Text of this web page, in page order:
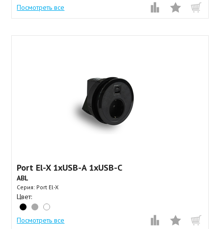
Посмотреть все
Port El-X 1xUSB-A 1xUSB-C
ABL
Серия: Port El-X
Цвет:
Посмотреть все